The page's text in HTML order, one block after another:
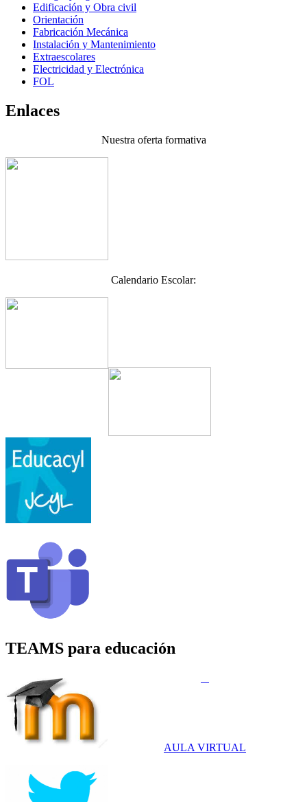
Edificación y Obra civil
Orientación
Fabricación Mecánica
Instalación y Mantenimiento
Extraescolares
Electricidad y Electrónica
FOL
Enlaces
Nuestra oferta formativa
Calendario Escolar:
TEAMS para educación
AULA VIRTUAL